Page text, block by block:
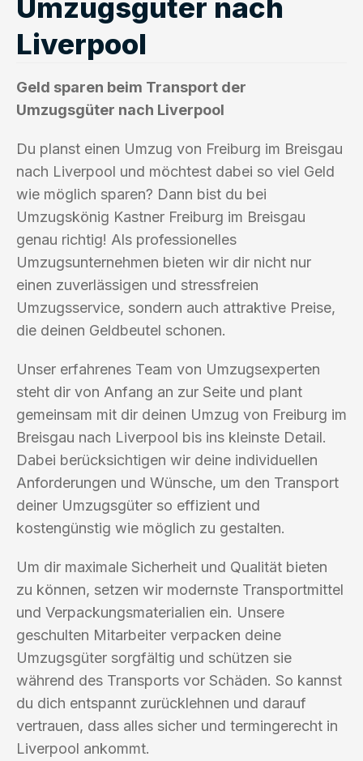
Umzugsgüter nach
Liverpool
Geld sparen beim Transport der
Umzugsgüter nach Liverpool
Du planst einen Umzug von Freiburg im Breisgau
nach Liverpool und möchtest dabei so viel Geld
wie möglich sparen? Dann bist du bei
Umzugskönig Kastner Freiburg im Breisgau
genau richtig! Als professionelles
Umzugsunternehmen bieten wir dir nicht nur
einen zuverlässigen und stressfreien
Umzugsservice, sondern auch attraktive Preise,
die deinen Geldbeutel schonen.
Unser erfahrenes Team von Umzugsexperten
steht dir von Anfang an zur Seite und plant
gemeinsam mit dir deinen Umzug von Freiburg im
Breisgau nach Liverpool bis ins kleinste Detail.
Dabei berücksichtigen wir deine individuellen
Anforderungen und Wünsche, um den Transport
deiner Umzugsgüter so effizient und
kostengünstig wie möglich zu gestalten.
Um dir maximale Sicherheit und Qualität bieten
zu können, setzen wir modernste Transportmittel
und Verpackungsmaterialien ein. Unsere
geschulten Mitarbeiter verpacken deine
Umzugsgüter sorgfältig und schützen sie
während des Transports vor Schäden. So kannst
du dich entspannt zurücklehnen und darauf
vertrauen, dass alles sicher und termingerecht in
Liverpool ankommt.